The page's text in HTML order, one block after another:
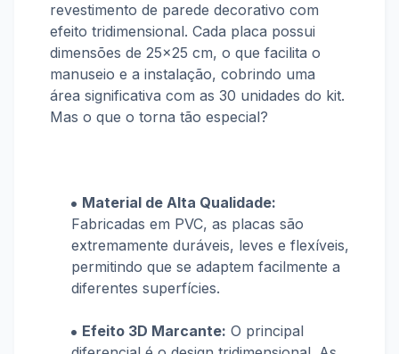
revestimento de parede decorativo com
efeito tridimensional. Cada placa possui
dimensões de 25x25 cm, o que facilita o
manuseio e a instalação, cobrindo uma
área significativa com as 30 unidades do kit.
Mas o que o torna tão especial?
Material de Alta Qualidade:
Fabricadas em PVC, as placas são
extremamente duráveis, leves e flexíveis,
permitindo que se adaptem facilmente a
diferentes superfícies.
Efeito 3D Marcante: O principal